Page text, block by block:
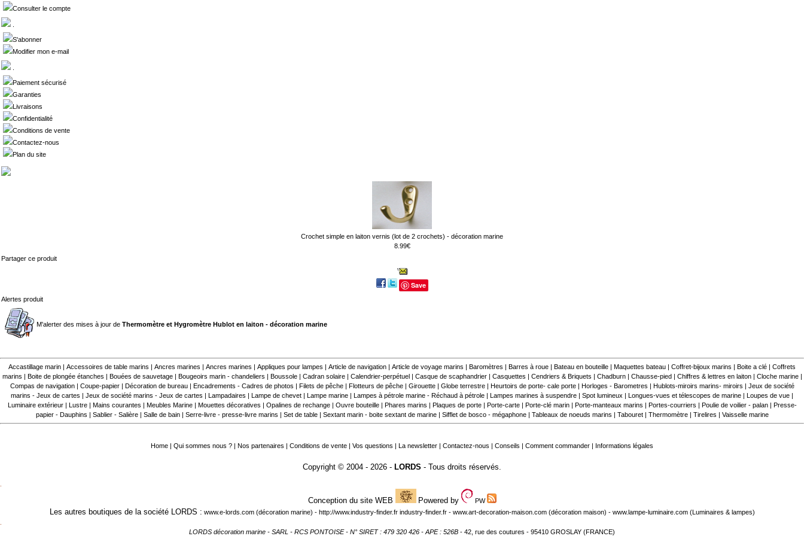
Consulter le compte
S'abonner
Modifier mon e-mail
Paiement sécurisé
Garanties
Livraisons
Confidentialité
Conditions de vente
Contactez-nous
Plan du site
Crochet simple en laiton vernis (lot de 2 crochets) - décoration marine
8.99€
Partager ce produit
Save
Alertes produit
M'alerter des mises à jour de Thermomètre et Hygromètre Hublot en laiton - décoration marine
Accastillage marin Accessoires de table marins Ancres marines Ancres marines Appliques pour lampes Article de navigation Article de voyage marins Baromètres Barres à roue Bateau en bouteille Maquettes bateau Coffret-bijoux marins Boite a clé
Coffrets
marins
Boite de plongée étanches Bouées de sauvetage| Bougeoirs marin - chandeliers Boussole| Cadran solaire| Calendrier-perpétuel Casque de scaphandrier| Casquettes Cendriers & Briquets Chadburn| Chausse-pied Chiffres & lettres en laiton| Cloche marine|
Compas de navigation| Coupe-papier| Décoration de bureau| Encadrements - Cadres de photos Filets de pêche| Flotteurs de pêche| Girouette| Globe terrestre| Heurtoirs de porte- cale porte| Horloges - Barometres Hublots-miroirs marins- miroirs
Jeux de société
marins - Jeux de cartes
Jeux de société marins - Jeux de cartes Lampadaires Lampe de chevet Lampe marine Lampes à pétrole marine - Réchaud à pétrole Lampes marines à suspendre Spot lumineux Longues-vues et télescopes de marine Loupes de vue
Luminaire extérieur| Lustre| Mains courantes Meubles Marine| Mouettes décoratives Opalines de rechange| Ouvre bouteille| Phares marins Plaques de porte| Porte-carte| Porte-clé marin Porte-manteaux marins Portes-courriers Poulie de voilier - palan|
Presse-
papier - Dauphins
Sablier - Salière| Salle de bain| Serre-livre - presse-livre marins Set de table| Sextant marin - boite sextant de marine| Sifflet de bosco - mégaphone| Tableaux de noeuds marins Tabouret| Thermomètre| Tirelires Vaisselle marine
Home Qui sommes nous ? Nos partenaires Conditions de vente Vos questions La newsletter Contactez-nous Conseils Comment commander Informations légales
Copyright © 2004 - 2026 - LORDS - Tous droits réservés.
.
Conception du site WEB Powered by PW
Les autres boutiques de la société LORDS : www.e-lords.com(décoration marine) - http://www.industry-finder.frindustry-finder.fr - www.art-decoration-maison.com(décoration maison) - www.lampe-luminaire.com(Luminaires & lampes)
.
LORDS décoration marine - SARL - RCS PONTOISE - N° SIRET : 479 320 426 - APE : 526B - 42, rue des coutures - 95410 GROSLAY (FRANCE)